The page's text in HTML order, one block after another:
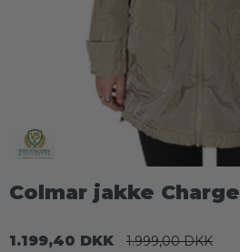
Colmar jakke Charge
1.199,40 DKK 1.999,00 DKK